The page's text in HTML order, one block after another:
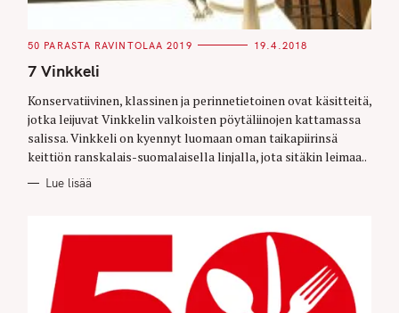
C
T
E
O
R
I
E
S
50 PARASTA RAVINTOLAA 2019 19.4.2018
7 Vinkkeli
Konservatiivinen, klassinen ja perinnetietoinen ovat käsitteitä,
jotka leijuvat Vinkkelin valkoisten pöytäliinojen kattamassa
salissa. Vinkkeli on kyennyt luomaan oman taikapiirinsä
keittiön ranskalais-suomalaisella linjalla, jota sitäkin leimaa..
Lue lisää